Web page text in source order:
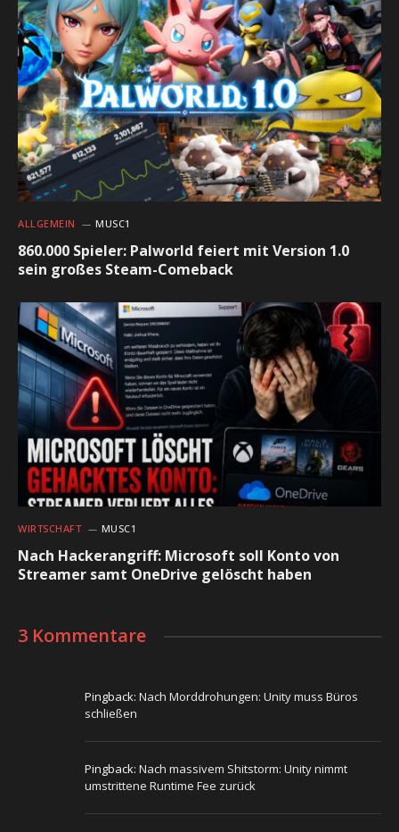
ALLGEMEIN MUSC1
860.000 Spieler: Palworld feiert mit Version 1.0
sein großes Steam-Comeback
WIRTSCHAFT MUSC1
Nach Hackerangriff: Microsoft soll Konto von
Streamer samt OneDrive gelöscht haben
3 Kommentare
Pingback: Nach Morddrohungen: Unity muss Büros
schließen
Pingback: Nach massivem Shitstorm: Unity nimmt
umstrittene Runtime Fee zurück